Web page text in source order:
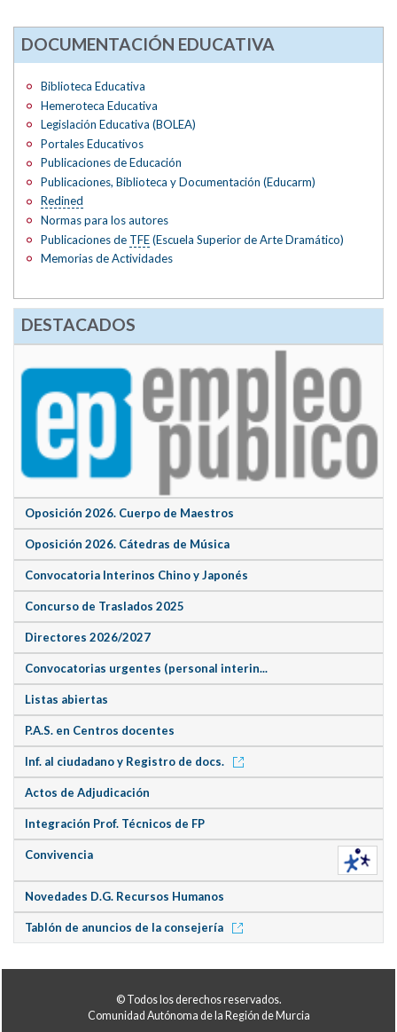
DOCUMENTACIÓN EDUCATIVA
Biblioteca Educativa
Hemeroteca Educativa
Legislación Educativa (BOLEA)
Portales Educativos
Publicaciones de Educación
Publicaciones, Biblioteca y Documentación (Educarm)
Redined
Normas para los autores
Publicaciones de TFE(Escuela Superior de Arte Dramático)
Memorias de Actividades
DESTACADOS
Oposición 2026. Cuerpo de Maestros
Oposición 2026. Cátedras de Música
Convocatoria Interinos Chino y Japonés
Concurso de Traslados 2025
Directores 2026/2027
Convocatorias urgentes (personal interin...
Listas abiertas
P.A.S. en Centros docentes
Inf. al ciudadano y Registro de docs.
Actos de Adjudicación
Integración Prof. Técnicos de FP
Convivencia
Novedades D.G. Recursos Humanos
Tablón de anuncios de la consejería
© Todos los derechos reservados.
Comunidad Autónoma de la Región de Murcia